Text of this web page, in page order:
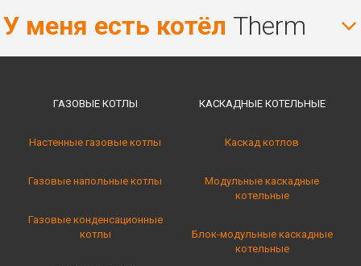
У меня есть котёл Therm
ГАЗОВЫЕ КОТЛЫ
Настенные газовые котлы
Газовые напольные котлы
Газовые конденсационные
котлы
КАСКАДНЫЕ КОТЕЛЬНЫE
Каскад котлов
Модульные каскадные
котельные
Блок-модульные каскадные
котельные